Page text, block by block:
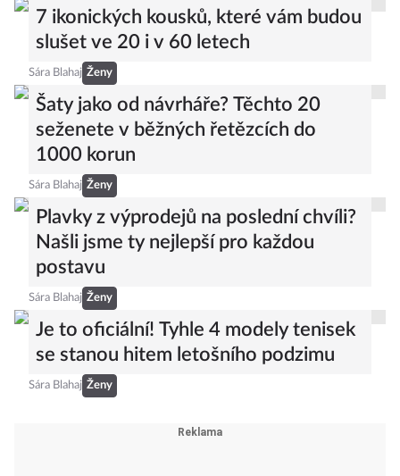
7 ikonických kousků, které vám budou
slušet ve 20 i v 60 letech
Sára Blahaj Ženy
Šaty jako od návrháře? Těchto 20
seženete v běžných řetězcích do
1000 korun
Sára Blahaj Ženy
Plavky z výprodejů na poslední chvíli?
Našli jsme ty nejlepší pro každou
postavu
Sára Blahaj Ženy
Je to oficiální! Tyhle 4 modely tenisek
se stanou hitem letošního podzimu
Sára Blahaj Ženy